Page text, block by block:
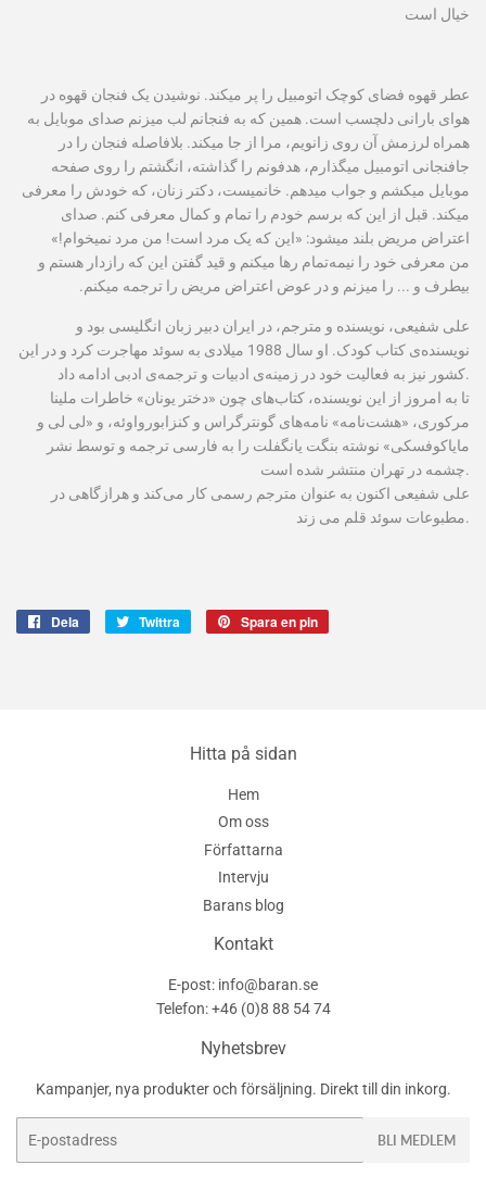
خیال است
عطر قهوه فضای کوچک اتومبیل را پر می‫کند. نوشیدن یک فنجان قهوه در
هوای بارانی دلچسب است. همین که به فنجانم لب می‫ز‫نم صدای موبایل به
همراه لرزمش آن روی زانویم، مرا از جا می‫کند. بلافاصله فنجان را در
جا‌فنجانی اتومبیل می‫گذارم، هدفونم را گذاشته، انگشتم را روی صفحه
موبایل می‫کشم و جواب می‫دهم. خانمی‫ست، دکتر زنان، که خودش را معرفی
می‫کند. قبل از این که برسم خودم را تمام و کمال معرفی کنم. صدای
اعتراض مریض بلند می‫شود: «این که یک مرد است! من مرد نمی‫خوام!»
من معرفی خود را نیمه‌تمام رها می‫کنم و قید گفتن این که رازدار هستم و
بی‫طرف و ... را می‫زنم و در ‌عوض اعتراض مریض را ترجمه می‫کنم.
علی شفیعی، نویسنده و مترجم، در ایران دبیر زبان انگلیسی بود و
نویسنده‌ی کتاب کودک. او سال 1988 میلادی به سوئد مهاجرت کرد و در این
کشور نیز به فعالیت خود در زمینه‌ی ادبیات و ترجمه‌ی ادبی ادامه داد.
تا به امروز از این نویسنده، کتاب‌های چون «دختر یونان» خاطرات ملینا
مرکوری، «هشت‌نامه» نامه‌های گونترگراس و كنزابورواوئه، و «لی لی و
مایاکوفسکی» نوشته بنگت یانگفلت را به فارسی ترجمه و توسط نشر
چشمه در تهران منتشر شده است.
علی شفیعی اکنون به عنوان مترجم رسمی کار می‌کند و هرازگاهی در
مطبوعات سوئد قلم می زند.
Dela
Dela
Twittra
Twittra
Spara en pin
Hitta på sidan
Hem
Om oss
Författarna
Intervju
Barans blog
Kontakt
E-post: info@baran.se
Telefon: +46 (0)8 88 54 74
Nyhetsbrev
Kampanjer, nya produkter och försäljning. Direkt till din inkorg.
post
BLI MEDLEM